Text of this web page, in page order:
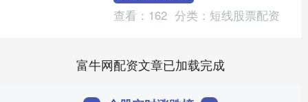
查看： 162 分类： 短线股票配资
富牛网配资文章已加载完成